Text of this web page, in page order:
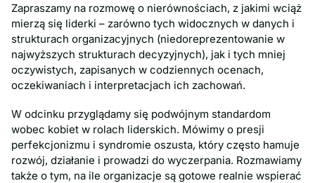
Zapraszamy na rozmowę o nierównościach, z jakimi wciąż
mierzą się liderki – zarówno tych widocznych w danych i
strukturach organizacyjnych (niedoreprezentowanie w
najwyższych strukturach decyzyjnych), jak i tych mniej
oczywistych, zapisanych w codziennych ocenach,
oczekiwaniach i interpretacjach ich zachowań.
W odcinku przyglądamy się podwójnym standardom
wobec kobiet w rolach liderskich. Mówimy o presji
perfekcjonizmu i syndromie oszusta, który często hamuje
rozwój, działanie i prowadzi do wyczerpania. Rozmawiamy
także o tym, na ile organizacje są gotowe realnie wspierać